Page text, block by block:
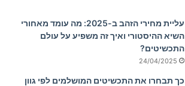
עליית מחירי הזהב ב-2025: מה עומד מאחורי
השיא ההיסטורי ואיך זה משפיע על עולם
התכשיטים?
24/04/2025
כך תבחרו את התכשיטים המושלמים לפי גוון